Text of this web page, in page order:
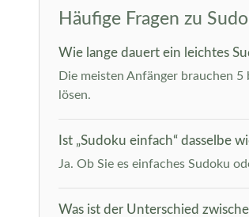
Häufige Fragen zu
Wie lange dauert ein leichtes
Die meisten Anfänger brauchen
lösen.
Ist „Sudoku einfach“ dasselbe
Ja. Ob Sie es einfaches Sudoku
Was ist der Unterschied